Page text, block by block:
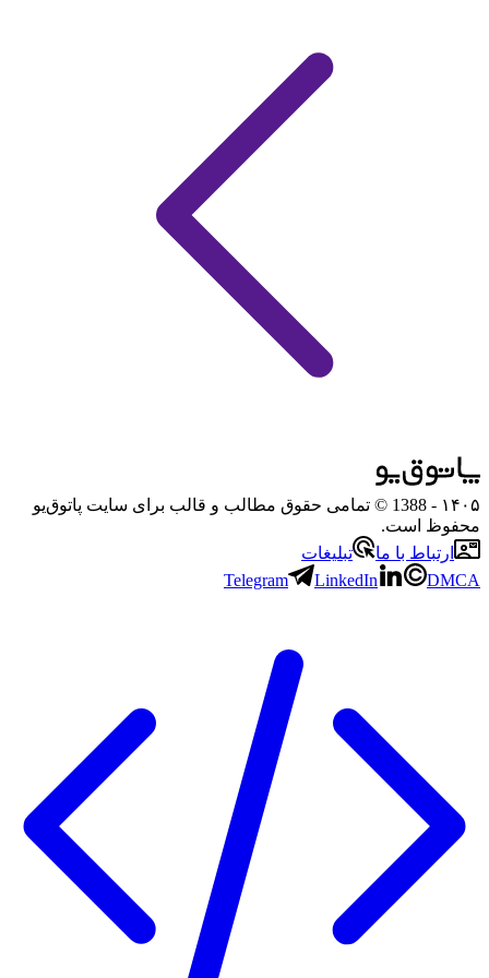
۱۴۰۵
- 1388 © تمامی حقوق مطالب و قالب برای سایت پاتوق‌یو
محفوظ است.
ارتباط با ما
تبلیغات
Telegram
LinkedIn DMCA